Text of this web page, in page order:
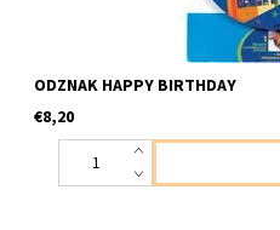
ODZNAK HAPPY BIRTHDAY
€8,20